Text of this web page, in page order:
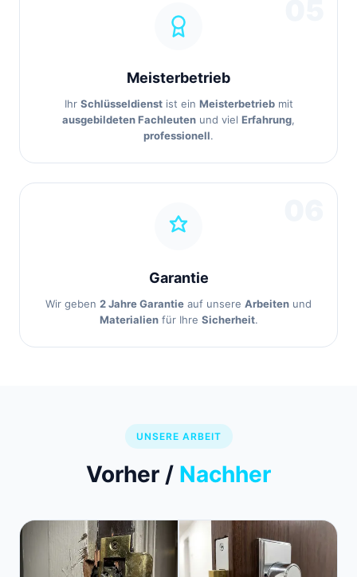
Meisterbetrieb
Ihr Schlüsseldienstist ein Meisterbetriebmit
ausgebildeten Fachleuten und viel Erfahrung,
professionell.
Garantie
Wir geben 2 Jahre Garantie auf unsere Arbeiten und
Materialienfür Ihre Sicherheit.
UNSERE ARBEIT
Vorher / Nachher